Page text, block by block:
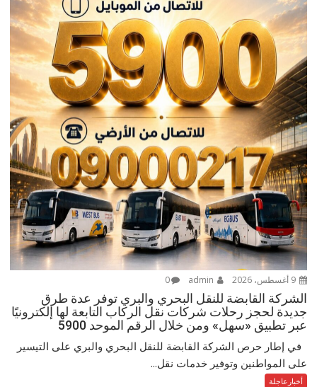
9 أغسطس، 2026 0
الشركة القابضة للنقل البحري والبري توفر عدة طرق
جديدة لحجز رحلات شركات نقل الركاب التابعة لها إلكترونيًا
عبر تطبيق «سهل» ومن خلال الرقم الموحد 5900
في إطار حرص الشركة القابضة للنقل البحري والبري على التيسير
على المواطنين وتوفير خدمات نقل...
أخبارعاجلة